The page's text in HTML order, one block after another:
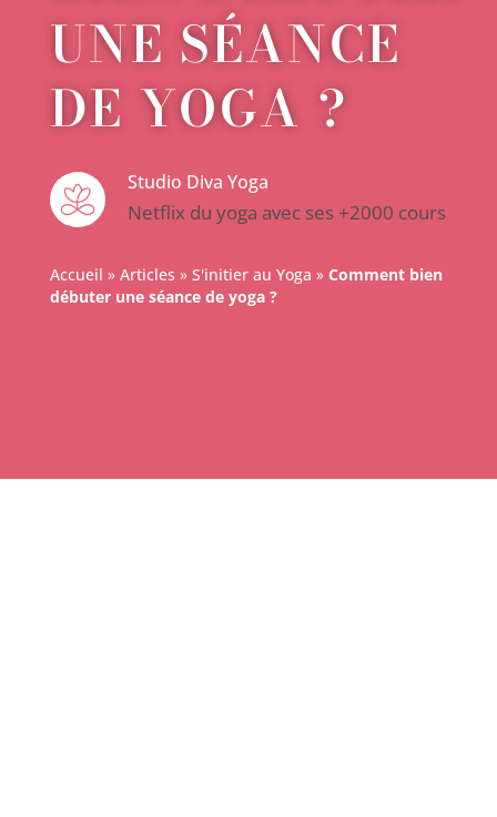
UNE SÉANCE
DE YOGA ?
Studio Diva Yoga
Netflix du yoga avec ses +2000 cours
Accueil » Articles » S'initier au Yoga » Comment bien
débuter une séance de yoga ?